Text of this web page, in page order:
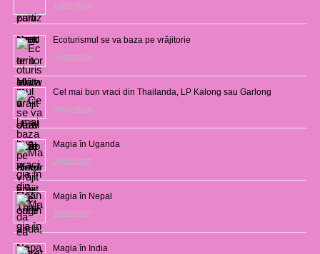
12/10/2020
Ecoturismul se va baza pe vrăjitorie
01/02/2019
Cel mai bun vraci din Thailanda, LP Kalong sau Garlong
03/04/2018
Magia în Uganda
28/02/2017
Magia în Nepal
26/02/2017
Magia în India